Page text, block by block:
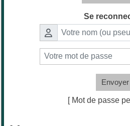
Se
Envoyer
[ Mot de passe